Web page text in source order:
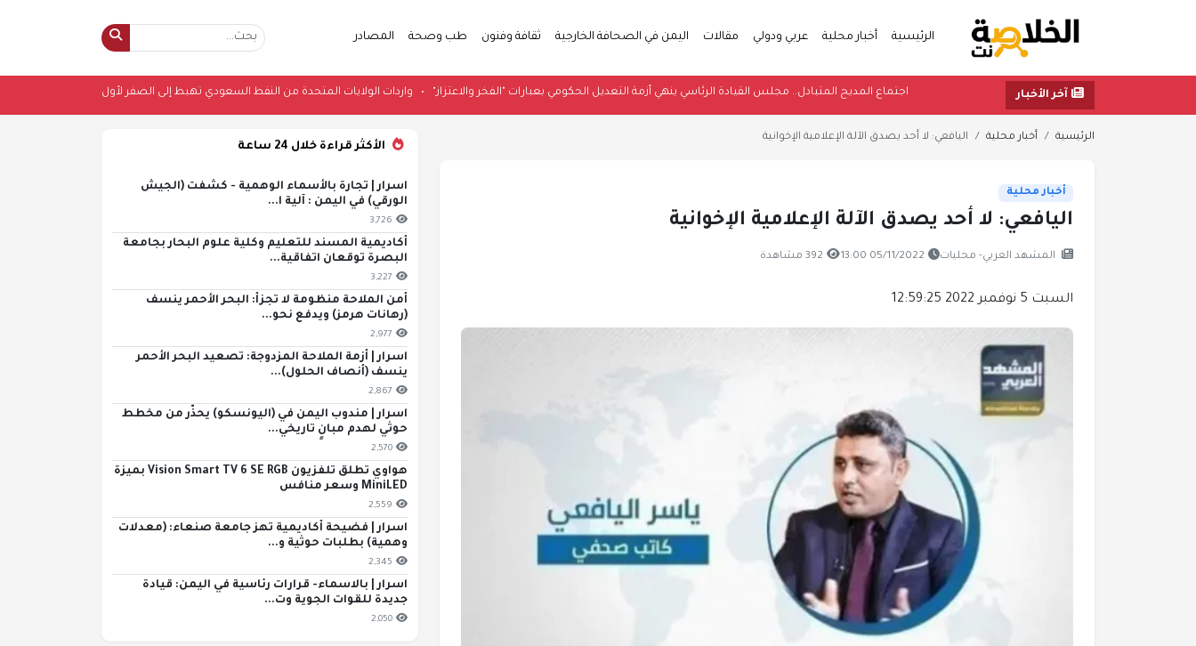
الرئيسية أخبار محلية عربي ودولي مقالات اليمن في الصحافة الخارجية ثقافة وفنون طب وصحة المصادر
آخر الأخبار اجتماع المديح المتبادل.. مجلس القيادة الرئاسي ينهي أزمة التعديل الحكومي بعبارات "الفخر والاعتزاز"•واردات الولايات المتحدة من النفط السعودي تهبط إلى الصفر لأول مرة منذ 1985
الرئيسية أخبار محلية اليافعي: لا أحد يصدق الآلة الإعلامية الإخوانية
أخبار محلية
اليافعي: لا أحد يصدق الآلة الإعلامية الإخوانية
المشهد العربي- محليات 05/11/2022 13:00 392 مشاهدة
السبت 5 نوفمبر 2022 12:59:25
الأكثر قراءة خلال 24 ساعة
اسرار | تجارة بالأسماء الوهمية - كشفت (الجيش
الورقي) في اليمن : آلية ا...
3,726
أكاديمية المسند للتعليم وكلية علوم البحار بجامعة
البصرة توقعان اتفاقية...
3,227
أمن الملاحة منظومة لا تجزأ: البحر الأحمر ينسف
(رهانات هرمز) ويدفع نحو...
2,977
اسرار | أزمة الملاحة المزدوجة: تصعيد البحر الأحمر
ينسف (أنصاف الحلول)...
2,867
اسرار | مندوب اليمن في (اليونسكو) يحذّر من مخطط
حوثي لهدم مبانٍ تاريخي...
2,570
هواوي تطلق تلفزيون Vision Smart TV 6 SE RGB بميزة
MiniLED وسعر منافس
2,559
اسرار | فضيحة أكاديمية تهز جامعة صنعاء: (معدلات
وهمية) بطلبات حوثية و...
2,345
اسرار | بالاسماء- قرارات رئاسية في اليمن: قيادة
جديدة للقوات الجوية وت...
2,050